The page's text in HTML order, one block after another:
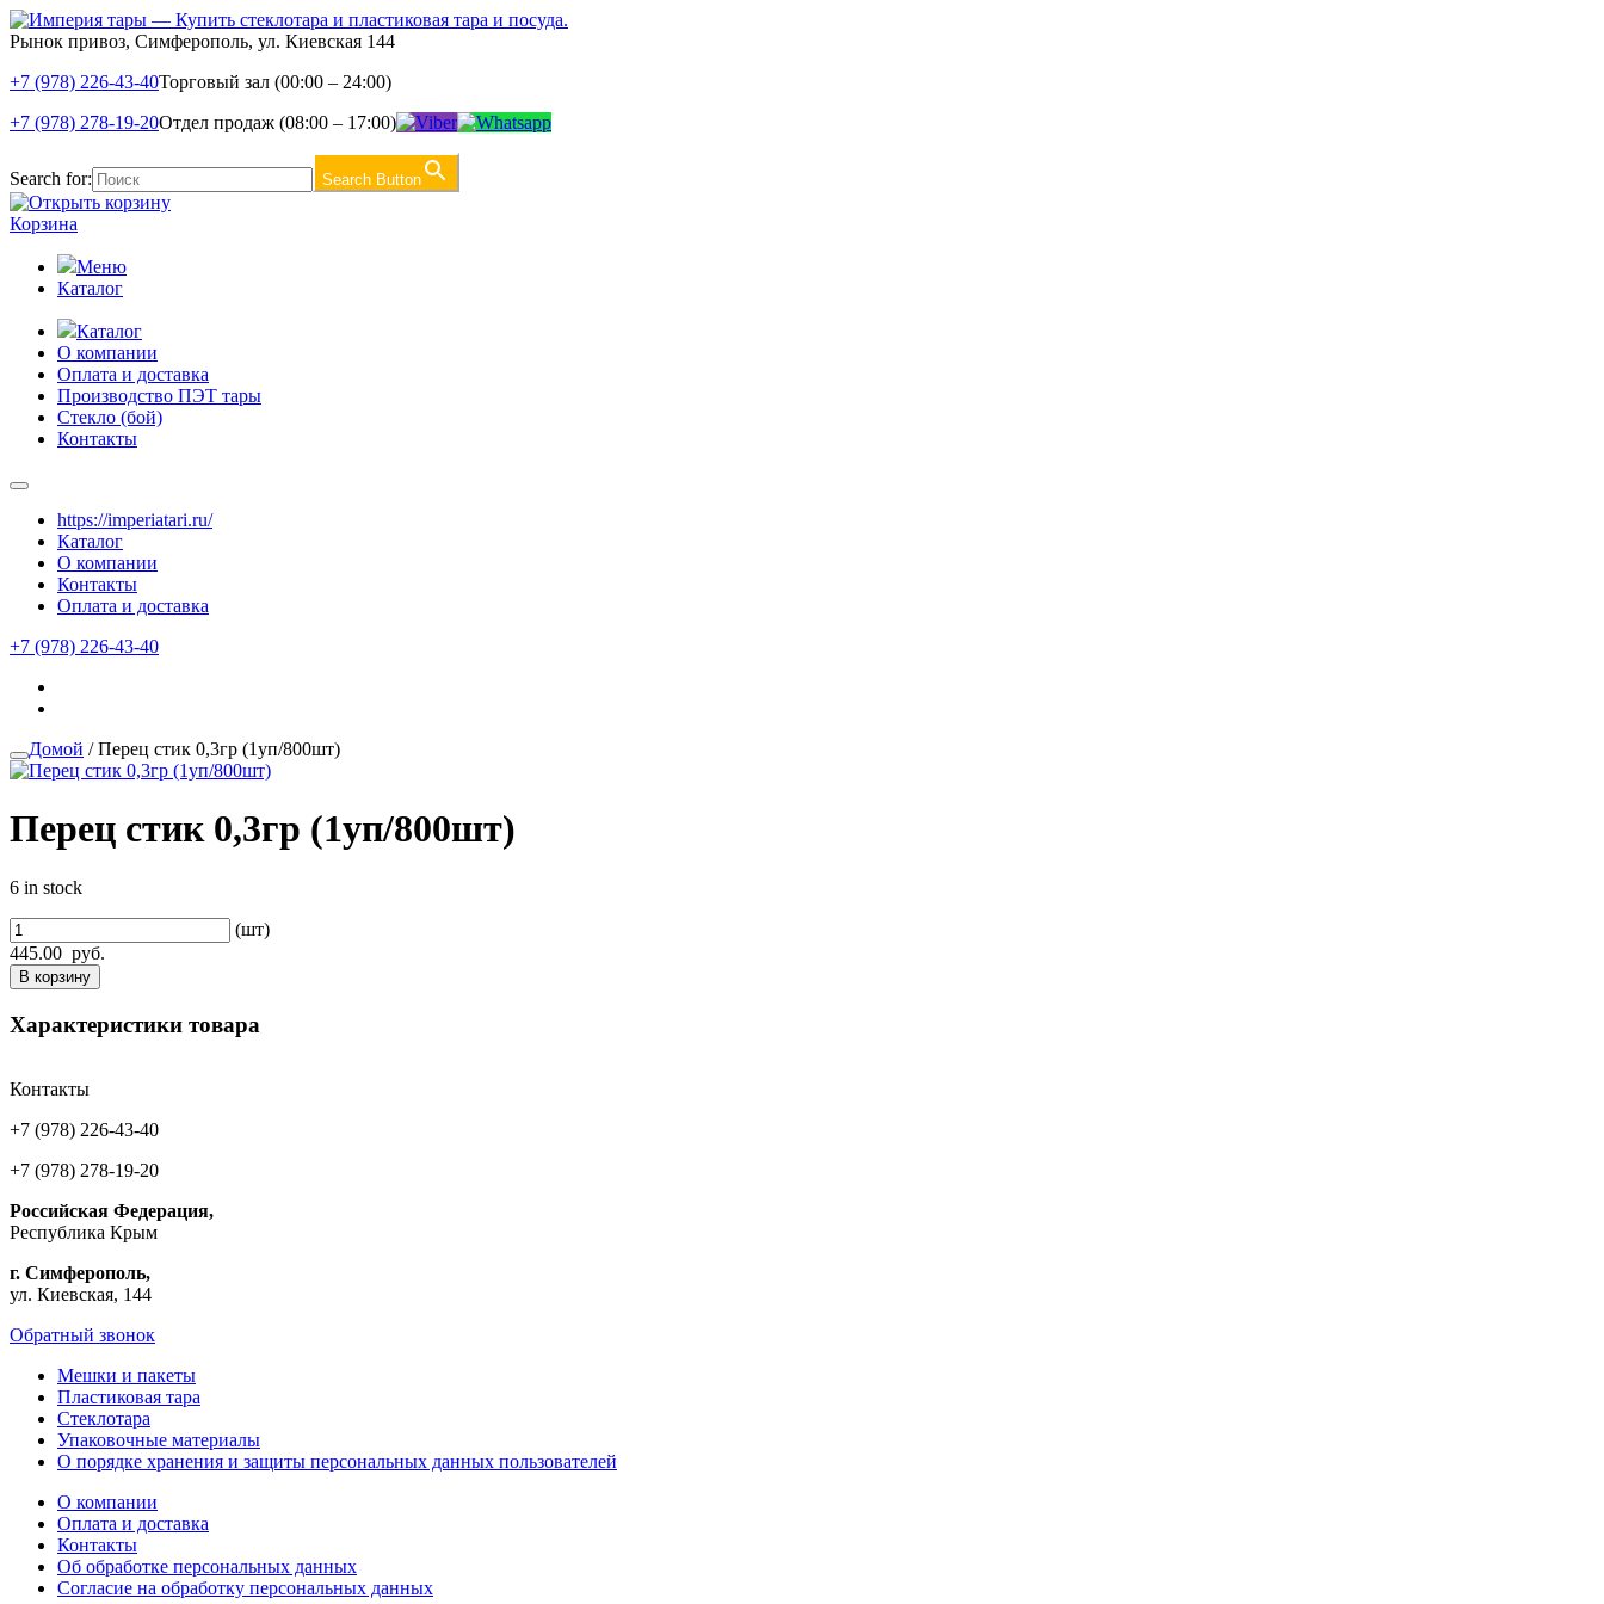
Рынок привоз, Симферополь, ул. Киевская 144
+7 (978) 226-43-40Торговый зал (00:00 – 24:00)
+7 (978) 278-19-20Отдел продаж (08:00 – 17:00)
Search for: Search Button
Корзина
Меню
Каталог
Каталог
О компании
Оплата и доставка
Производство ПЭТ тары
Стекло (бой)
Контакты
https://imperiatari.ru/
Каталог
О компании
Контакты
Оплата и доставка
+7 (978) 226-43-40
Домой / Перец стик 0,3гр (1уп/800шт)
Перец стик 0,3гр (1уп/800шт)
6 in stock
(шт)
445.00 руб.
В корзину
Характеристики товара
Контакты
+7 (978) 226-43-40
+7 (978) 278-19-20
Российская Федерация,
Республика Крым
г. Симферополь,
ул. Киевская, 144
Обратный звонок
Мешки и пакеты
Пластиковая тара
Стеклотара
Упаковочные материалы
О порядке хранения и защиты персональных данных пользователей
О компании
Оплата и доставка
Контакты
Об обработке персональных данных
Согласие на обработку персональных данных